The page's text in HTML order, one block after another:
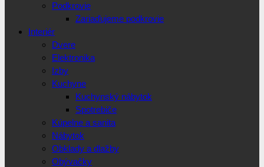
Podkrovie
Zariaďujeme podkrovie
Interiér
Dvere
Elektronika
Izby
Kuchyne
Kuchynský nábytok
Spotrebiče
Kúpelne a sanita
Nábytok
Obklady a dlažby
Obývačky